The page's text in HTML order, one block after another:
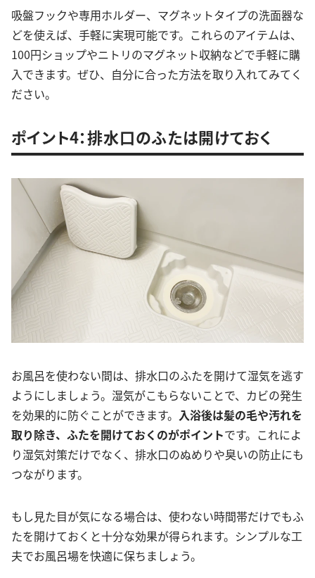
吸盤フックや専用ホルダー、マグネットタイプの洗面器な
どを使えば、手軽に実現可能です。これらのアイテムは、
100円ショップやニトリのマグネット収納などで手軽に購
入できます。ぜひ、自分に合った方法を取り入れてみてく
ださい。
ポイント4：排水口のふたは開けておく
お風呂を使わない間は、排水口のふたを開けて湿気を逃す
ようにしましょう。湿気がこもらないことで、カビの発生
を効果的に防ぐことができます。 入浴後は髪の毛や汚れを
取り除き、ふたを開けておくのがポイントです。これによ
り湿気対策だけでなく、排水口のぬめりや臭いの防止にも
つながります。
もし見た目が気になる場合は、使わない時間帯だけでもふ
たを開けておくと十分な効果が得られます。シンプルな工
夫でお風呂場を快適に保ちましょう。